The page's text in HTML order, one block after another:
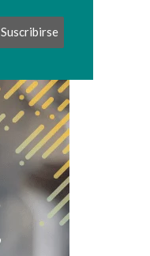
Suscribirse